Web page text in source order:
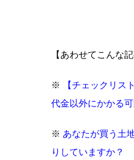
【あわせてこんな
※
【チェックリス
代金以外にかかる
※ あなたが買う土
りしていますか？